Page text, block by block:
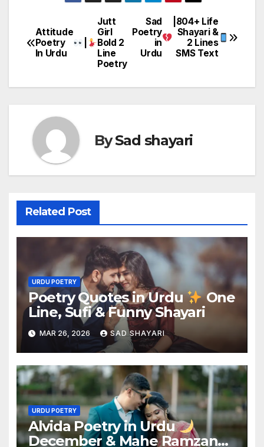
Post
navigation
Sad
Poetry
in
Urdu
|804+ Life
Shayari &
2 Lines
SMS Text
Attitude
Poetry
In Urdu
Jutt
Girl
Bold 2
Line
Poetry
BySad shayari
Related Post
URDU POETRY
Poetry Quotes in Urdu
One
Line, Sufi & Funny Shayari
MAR 26, 2026 SAD SHAYARI
URDU POETRY
Alvida Poetry in Urdu
December & Mahe Ramzan